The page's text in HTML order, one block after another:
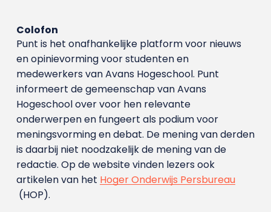
Colofon
Punt is het onafhankelijke platform voor nieuws
en opinievorming voor studenten en
medewerkers van Avans Hoge­school. Punt
informeert de gemeenschap van Avans
Hogeschool over voor hen relevante
onderwerpen en fungeert als podium voor
meningsvorming en debat. De mening van derden
is daarbij niet noodzakelijk de mening van de
redactie. Op de website vinden lezers ook
artikelen van het Hoger Onderwijs Persbureau
(HOP).